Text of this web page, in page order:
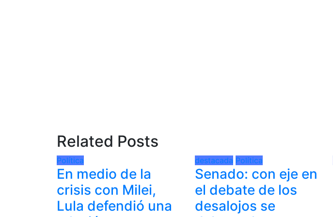
Related Posts
Política
En medio de la
crisis con Milei,
Lula defendió una
destacada Política
Senado: con eje en
el debate de los
desalojos se